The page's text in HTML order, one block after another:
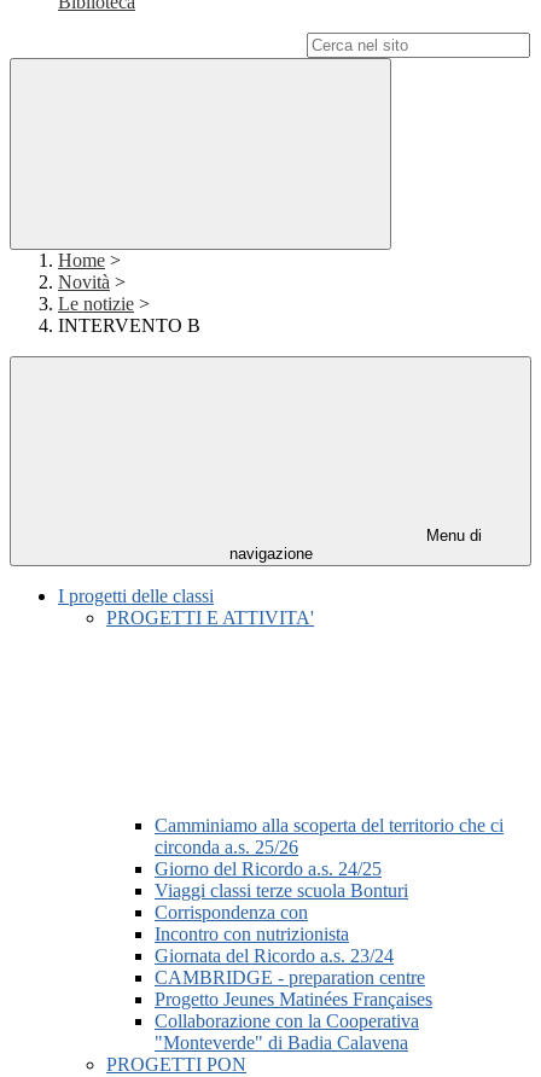
Home >
Novità >
Le notizie >
INTERVENTO B
Menu di
navigazione
I progetti delle classi
PROGETTI E ATTIVITA'
Camminiamo alla scoperta del territorio che ci
circonda a.s. 25/26
Giorno del Ricordo a.s. 24/25
Viaggi classi terze scuola Bonturi
Corrispondenza con
Incontro con nutrizionista
Giornata del Ricordo a.s. 23/24
CAMBRIDGE - preparation centre
Progetto Jeunes Matinées Françaises
Collaborazione con la Cooperativa
"Monteverde" di Badia Calavena
PROGETTI PON